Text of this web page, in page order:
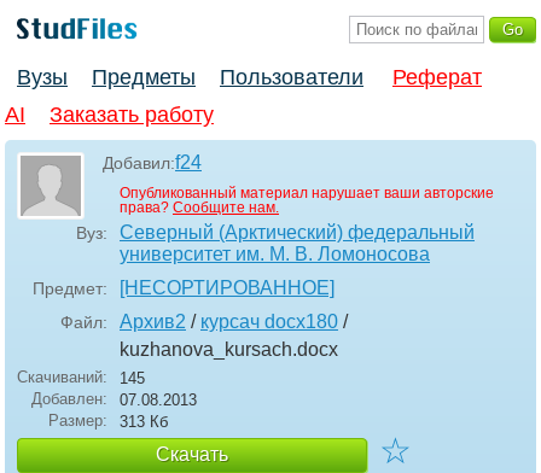
Вузы Предметы Пользователи
Реферат
AI
Заказать работу
Добавил:f24
Опубликованный материал нарушает ваши авторские
права? Сообщите нам.
Вуз:
Северный (Арктический) федеральный
университет им. М. В. Ломоносова
Предмет: [НЕСОРТИРОВАННОЕ]
Файл: Архив2 / курсач docx180 /
kuzhanova_kursach.docx
Скачиваний:
145
Добавлен:
07.08.2013
Размер:
313 Кб
Скачать ☆